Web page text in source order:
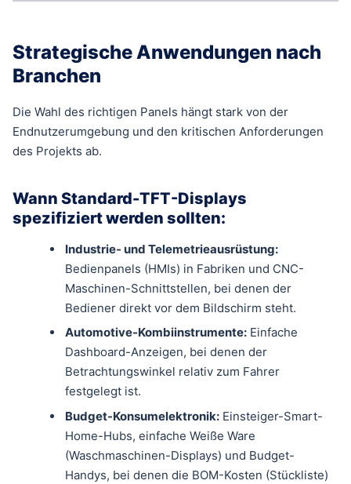
Strategische Anwendungen nach
Branchen
Die Wahl des richtigen Panels hängt stark von der
Endnutzerumgebung und den kritischen Anforderungen
des Projekts ab.
Wann Standard-TFT-Displays
spezifiziert werden sollten:
Industrie- und Telemetrieausrüstung:
Bedienpanels (HMIs) in Fabriken und CNC-
Maschinen-Schnittstellen, bei denen der
Bediener direkt vor dem Bildschirm steht.
Automotive-Kombiinstrumente: Einfache
Dashboard-Anzeigen, bei denen der
Betrachtungswinkel relativ zum Fahrer
festgelegt ist.
Budget-Konsumelektronik: Einsteiger-Smart-
Home-Hubs, einfache Weiße Ware
(Waschmaschinen-Displays) und Budget-
Handys, bei denen die BOM-Kosten (Stückliste)